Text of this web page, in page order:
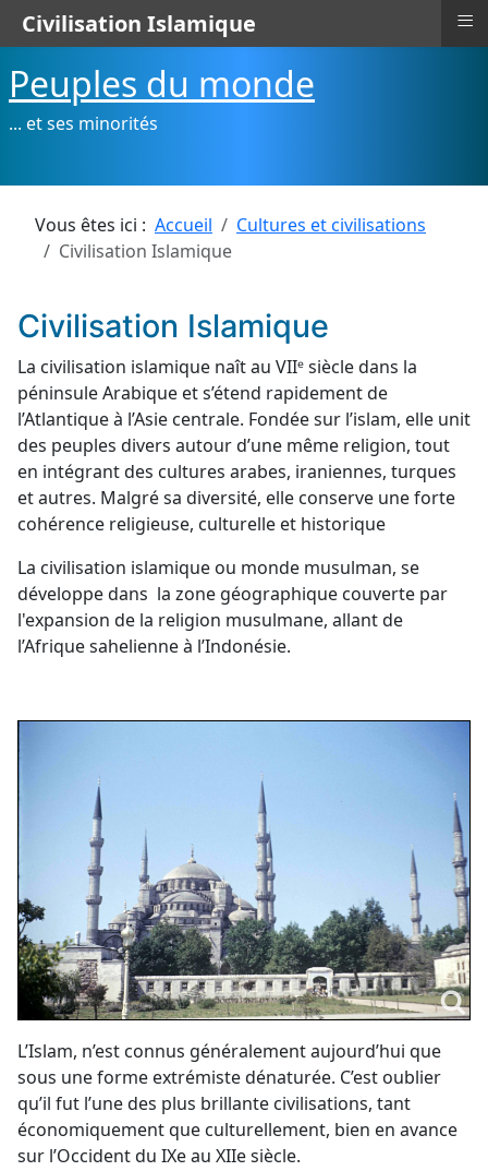
Peuples du monde
... et ses minorités
Vous êtes ici : Accueil
Cultures et civilisations
Civilisation Islamique
Civilisation Islamique
La civilisation islamique naît au VIIᵉ siècle dans la
péninsule Arabique et s’étend rapidement de
l’Atlantique à l’Asie centrale. Fondée sur l’islam, elle unit
des peuples divers autour d’une même religion, tout
en intégrant des cultures arabes, iraniennes, turques
et autres. Malgré sa diversité, elle conserve une forte
cohérence religieuse, culturelle et historique
La civilisation islamique ou monde musulman, se
développe dans la zone géographique couverte par
l'expansion de la religion musulmane, allant de
l’Afrique sahelienne à l’Indonésie.
L’Islam, n’est connus généralement aujourd’hui que
sous une forme extrémiste dénaturée. C’est oublier
qu’il fut l’une des plus brillante civilisations, tant
économiquement que culturellement, bien en avance
sur l’Occident du IXe au XIIe siècle.
Civilisation Islamique ≡